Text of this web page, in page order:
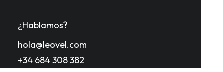
¿Hablamos?
hola@leovel.com
+34 684 308 382
Introducción